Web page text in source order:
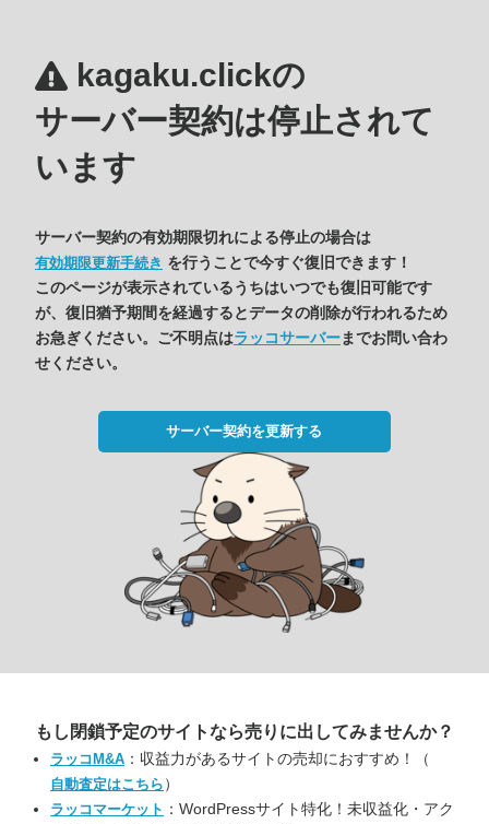
kagaku.clickの
サーバー契約は停止されて
います
サーバー契約の有効期限切れによる停止の場合は
有効期限更新手続き を行うことで今すぐ復旧できます！
このページが表示されているうちはいつでも復旧可能です
が、復旧猶予期間を経過するとデータの削除が行われるため
お急ぎください。ご不明点はラッコサーバーまでお問い合わ
せください。
サーバー契約を更新する
もし閉鎖予定のサイトなら売りに出してみませんか？
ラッコM&A ：収益力があるサイトの売却におすすめ！（
自動査定はこちら ）
ラッコマーケット ：WordPressサイト特化！未収益化・アク